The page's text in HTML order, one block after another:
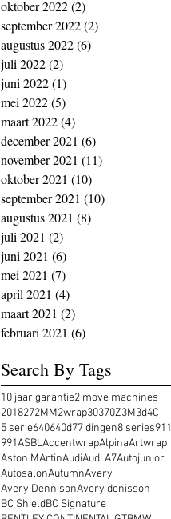
oktober 2022(2)
september 2022(2)
augustus 2022(6)
juli 2022(2)
juni 2022(1)
mei 2022(5)
maart 2022(4)
december 2021 (6)
november 2021 (11)
oktober 2021 (10)
september 2021 (10)
augustus 2021 (8)
juli 2021 (2)
juni 2021 (6)
mei 2021 (7)
april 2021 (4)
maart 2021 (2)
februari 2021 (6)
Search By Tags
10 jaar garantie2 move machines
2018272MM2wrap30370Z3M3d4C
5 serie640640d77 dingen8 series911
991ASBLAccentwrapAlpinaArtwrap
Aston MArtinAudiAudi A7Autojunior
AutosalonAutumnAvery
Avery DennisonAvery denisson
BC ShieldBC Signature